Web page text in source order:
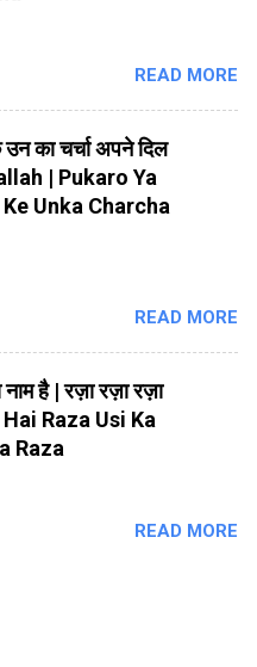
READ MORE
का चर्चा अपने दिल
| Pukaro Ya
Unka Charcha
READ MORE
है | रज़ा रज़ा रज़ा
Raza Usi Ka
Raza
READ MORE